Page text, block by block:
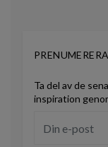
Ta del av de
inspiration